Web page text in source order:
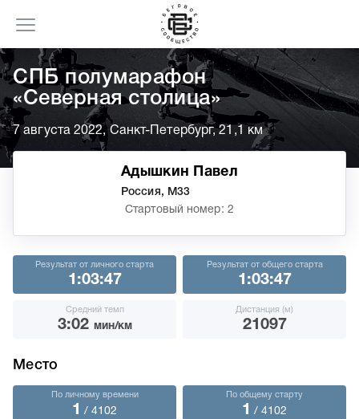
СПБ полумарафон
«Северная столица»
7 августа 2022, Санкт-Петербург, 21,1 км
Адышкин Павел
Россия, М33
Стартовый номер: 2
Результат от личного старта
1:03:47
Результат от общего старта
1:03:47
Средний темп
3:02 мин/км
Дистанция (м)
21097
Место
По личному времени
1 / 4102
По общему старту
1 / 4102